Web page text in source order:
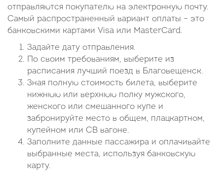
отправляются покупателю на электронную почту.
Самый распространенный вариант оплаты – это
банковскими картами Visa или MasterCard.
Задайте дату отправления.
По своим требованиям, выберите из
расписания лучший поезд в Благовещенск.
Зная полную стоимость билета, выберите
нижнюю или верхнюю полку мужского,
женского или смешанного купе и
забронируйте место в общем, плацкартном,
купейном или СВ вагоне.
Заполните данные пассажира и оплачивайте
выбранные места, используя банковскую
карту.